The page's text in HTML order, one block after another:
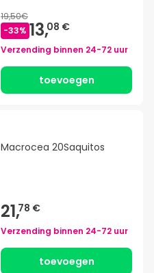
19,50€
-33% 13,08 €
Verzending binnen 24-72 uur
toevoegen
Macrocea 20Saquitos
21,78 €
Verzending binnen 24-72 uur
toevoegen